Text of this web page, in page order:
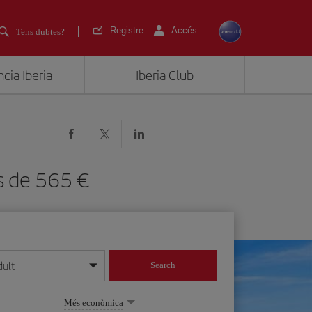
Tens dubtes? Registre Accés
Iberia Iberia Club
de 565
mes/any
Search
Més econòmica